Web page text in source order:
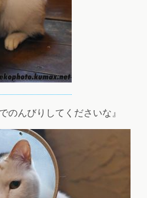
のんびりしてくださいな』